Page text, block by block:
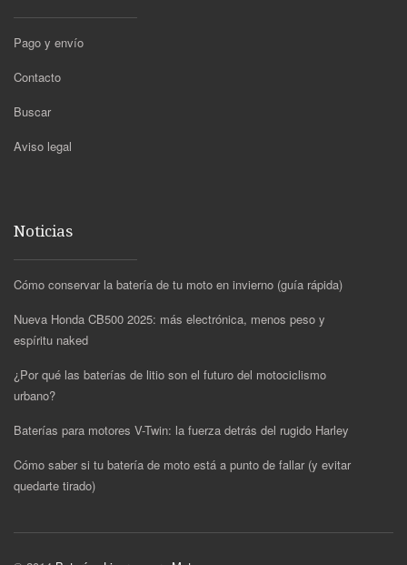
Pago y envío
Contacto
Buscar
Aviso legal
Noticias
Cómo conservar la batería de tu moto en invierno (guía rápida)
Nueva Honda CB500 2025: más electrónica, menos peso y
espíritu naked
¿Por qué las baterías de litio son el futuro del motociclismo
urbano?
Baterías para motores V-Twin: la fuerza detrás del rugido Harley
Cómo saber si tu batería de moto está a punto de fallar (y evitar
quedarte tirado)